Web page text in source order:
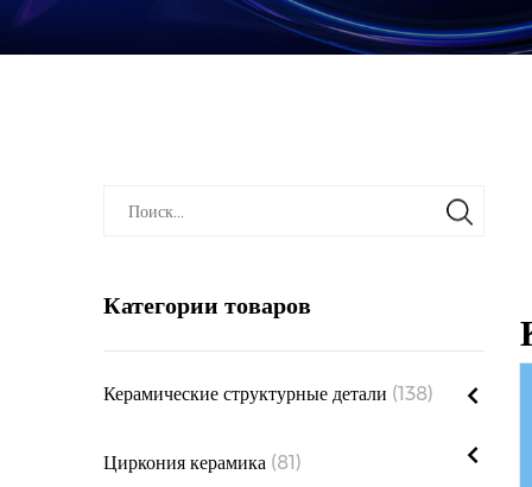
Категории товаров
Керамические структурные детали (138)
Циркония керамика (81)